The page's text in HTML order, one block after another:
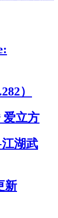
）
爱立方
湖武
新